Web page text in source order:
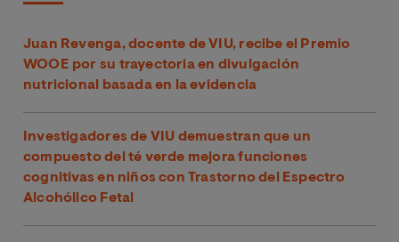
Juan Revenga, docente de VIU, recibe el Premio
WOOE por su trayectoria en divulgación
nutricional basada en la evidencia
Investigadores de VIU demuestran que un
compuesto del té verde mejora funciones
cognitivas en niños con Trastorno del Espectro
Alcohólico Fetal